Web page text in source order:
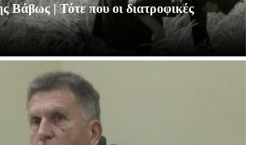
Βάβως | Τότε που οι διατροφικές